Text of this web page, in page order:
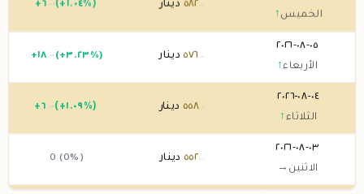
الخميس ↑
٥٨٢ دينار +٦ .٠٠ (+١.٠٤%)
٠٥-٠٨-٢٠٢٦
الأربعاء↑
٥٧٦ .٠٠ دينار +١٨ .٠٠ (+٣.٢٣%)
٠٤-٠٨-٢٠٢٦
الثلاثاء ↑
٥٥٨ .٠٠ دينار +٦ .٠٠ (+١.٠٩%)
٠٣-٠٨-٢٠٢٦
الاثنين →
٥٥٢.٠٠ دينار 0 (0%)